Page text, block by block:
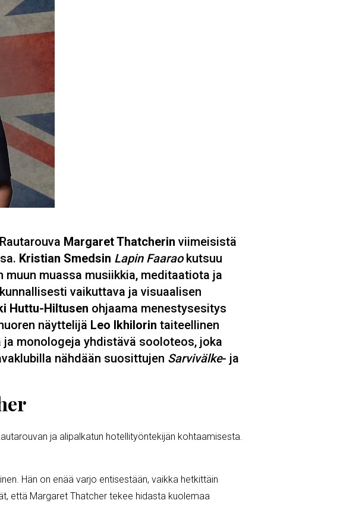
Margaret Thatcherin viimeisistä
Kristian Smedsin Lapin Faaraokutsuu
muassa musiikkia, meditaatiota ja
vaikuttava ja visuaalisen
Huttu-Hiltusen ohjaama menestysesitys
näyttelijä Leo Ikhilorin taiteellinen
ja monologeja yhdistävä sooloteos, joka
nähdään suosittujen Sarvivälke- ja
ja alipalkatun hotellityöntekijän kohtaamisesta.
Hän on enää varjo entisestään, vaikka hetkittäin
että Margaret Thatcher tekee hidasta kuolemaa